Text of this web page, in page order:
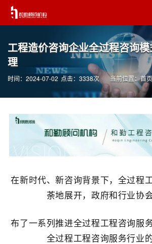
工程造价咨询企业全过程咨询
理
当前位置：首页
时间：2024-07-02 点击：3338次
在新时代、新咨询背景下，全过程
荼地展开，政府和行业协
布了一系列推进全过程工程咨询服
全过程工程咨询服务行业